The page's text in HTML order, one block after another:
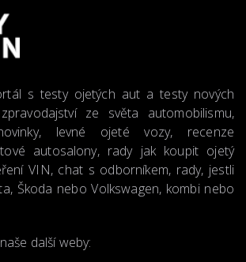
s testy ojetých aut a testy nových
ze světa automobilismu,
levné ojeté vozy, recenze
autosalony, rady jak koupit ojetý
VIN, chat s odborníkem, rady, jestli
Škoda nebo Volkswagen, kombi nebo
další weby: